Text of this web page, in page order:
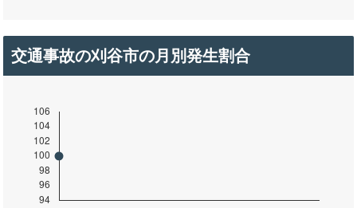
交通事故の刈谷市の月別発生割合